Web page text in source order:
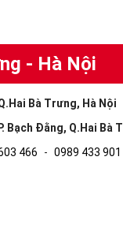
- Hà Nội
Bà Trưng, Hà Nội
Bạch Đằng, Q.Hai Bà
466 - 0989 433 901